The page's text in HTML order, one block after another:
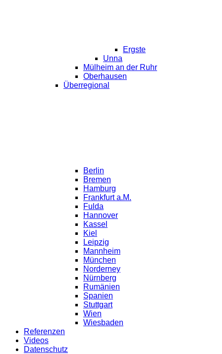
Ergste
Unna
Mülheim an der Ruhr
Oberhausen
Überregional
Berlin
Bremen
Hamburg
Frankfurt a.M.
Fulda
Hannover
Kassel
Kiel
Leipzig
Mannheim
München
Norderney
Nürnberg
Rumänien
Spanien
Stuttgart
Wien
Wiesbaden
Referenzen
Videos
Datenschutz